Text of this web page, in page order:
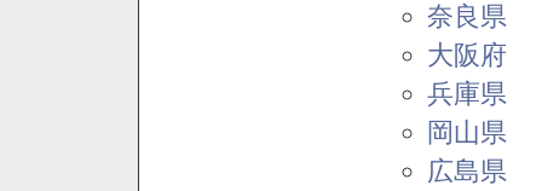
奈良県
大阪府
兵庫県
岡山県
広島県